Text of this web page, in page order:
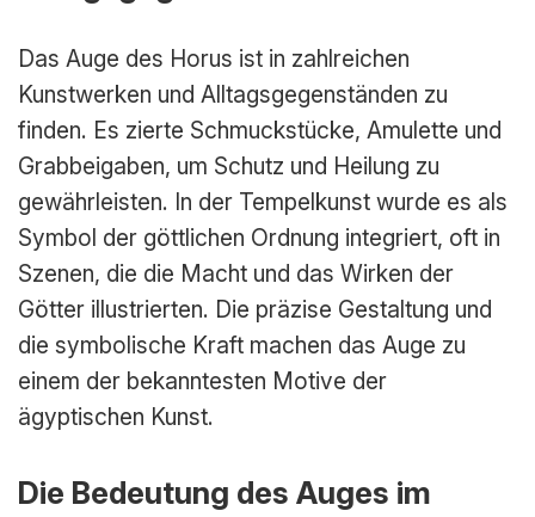
Das Auge des Horus ist in zahlreichen
Kunstwerken und Alltagsgegenständen zu
finden. Es zierte Schmuckstücke, Amulette und
Grabbeigaben, um Schutz und Heilung zu
gewährleisten. In der Tempelkunst wurde es als
Symbol der göttlichen Ordnung integriert, oft in
Szenen, die die Macht und das Wirken der
Götter illustrierten. Die präzise Gestaltung und
die symbolische Kraft machen das Auge zu
einem der bekanntesten Motive der
ägyptischen Kunst.
Die Bedeutung des Auges im